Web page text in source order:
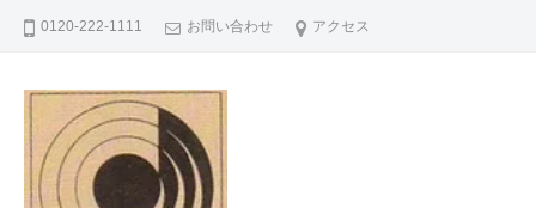
0120-222-1111 お問い合わせ アクセス